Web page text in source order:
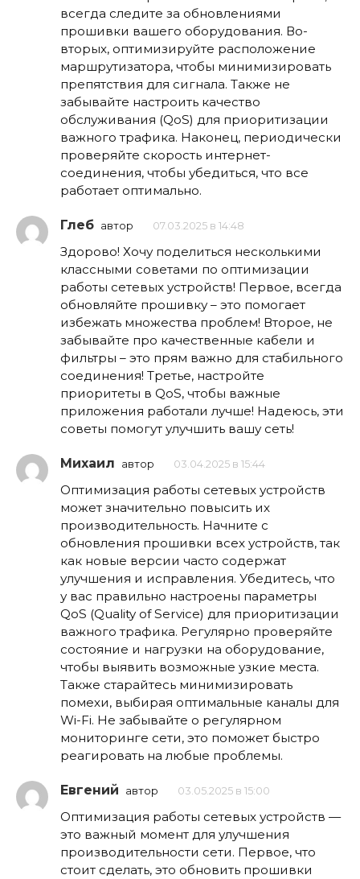
всегда следите за обновлениями
прошивки вашего оборудования. Во-
вторых, оптимизируйте расположение
маршрутизатора, чтобы минимизировать
препятствия для сигнала. Также не
забывайте настроить качество
обслуживания (QoS) для приоритизации
важного трафика. Наконец, периодически
проверяйте скорость интернет-
соединения, чтобы убедиться, что все
работает оптимально.
Глеб автор 07.03.2025 в 14:48
Здорово! Хочу поделиться несколькими
классными советами по оптимизации
работы сетевых устройств! Первое, всегда
обновляйте прошивку – это помогает
избежать множества проблем! Второе, не
забывайте про качественные кабели и
фильтры – это прям важно для стабильного
соединения! Третье, настройте
приоритеты в QoS, чтобы важные
приложения работали лучше! Надеюсь, эти
советы помогут улучшить вашу сеть!
Михаил автор 03.04.2025 в 15:44
Оптимизация работы сетевых устройств
может значительно повысить их
производительность. Начните с
обновления прошивки всех устройств, так
как новые версии часто содержат
улучшения и исправления. Убедитесь, что
у вас правильно настроены параметры
QoS (Quality of Service) для приоритизации
важного трафика. Регулярно проверяйте
состояние и нагрузки на оборудование,
чтобы выявить возможные узкие места.
Также старайтесь минимизировать
помехи, выбирая оптимальные каналы для
Wi-Fi. Не забывайте о регулярном
мониторинге сети, это поможет быстро
реагировать на любые проблемы.
Евгений автор 03.05.2025 в 15:00
Оптимизация работы сетевых устройств —
это важный момент для улучшения
производительности сети. Первое, что
стоит сделать, это обновить прошивки